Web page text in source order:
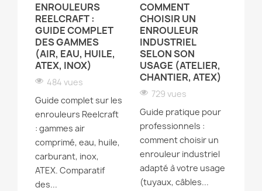
ENROULEURS
REELCRAFT :
GUIDE COMPLET
DES GAMMES
(AIR, EAU, HUILE,
ATEX, INOX)
484 vues
Guide complet sur les
enrouleurs Reelcraft
: gammes air
comprimé, eau, huile,
carburant, inox,
ATEX. Comparatif
des...
COMMENT
CHOISIR UN
ENROULEUR
INDUSTRIEL
SELON SON
USAGE (ATELIER,
CHANTIER, ATEX)
729 vues
Guide pratique pour
professionnels :
comment choisir un
enrouleur industriel
adapté à votre usage
(tuyaux, câbles...